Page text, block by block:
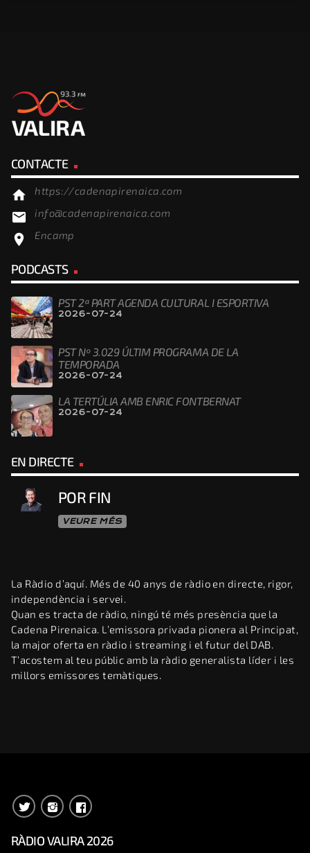
CONTACTE
home https://cadenapirenaica.com
email info@cadenapirenaica.com
location_on Encamp
PODCASTS
PST 2ª PART AGENDA CULTURAL I ESPORTIVA
2026-07-24
PST Nº 3.029 ÚLTIM PROGRAMA DE LA
TEMPORADA
2026-07-24
LA TERTÚLIA AMB ENRIC FONTBERNAT
2026-07-24
EN DIRECTE
POR FIN
VEURE MÉS
La Ràdio d’aquí. Més de 40 anys de ràdio en directe, rigor,
independència i servei.
Quan es tracta de ràdio, ningú té més presència que la
Cadena Pirenaica. L’emissora privada pionera al Principat,
la major oferta en ràdio i streaming i el futur del DAB.
T’acostem al teu públic amb la ràdio generalista líder i les
millors emissores temàtiques.
RÀDIO VALIRA 2026